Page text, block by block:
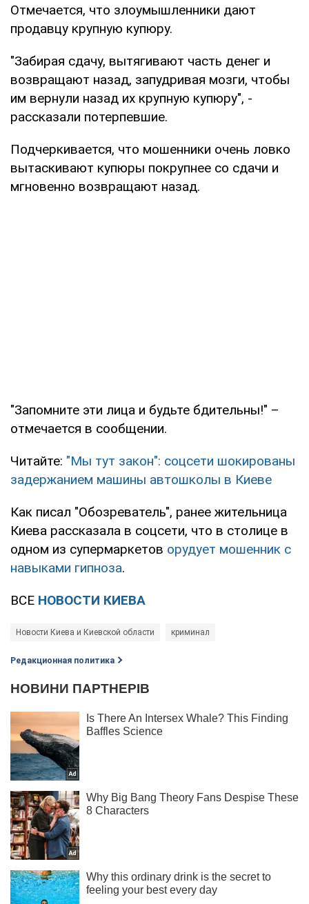
Отмечается, что злоумышленники дают
продавцу крупную купюру.
"Забирая сдачу, вытягивают часть денег и
возвращают назад, запудривая мозги, чтобы
им вернули назад их крупную купюру", -
рассказали потерпевшие.
Подчеркивается, что мошенники очень ловко
вытаскивают купюры покрупнее со сдачи и
мгновенно возвращают назад.
"Запомните эти лица и будьте бдительны!" –
отмечается в сообщении.
Читайте: "Мы тут закон": соцсети шокированы
задержанием машины автошколы в Киеве
Как писал "Обозреватель", ранее жительница
Киева рассказала в соцсети, что в столице в
одном из супермаркетов орудует мошенник с
навыками гипноза.
ВСЕ НОВОСТИ КИЕВА
Новости Киева и Киевской области криминал
Редакционная политика